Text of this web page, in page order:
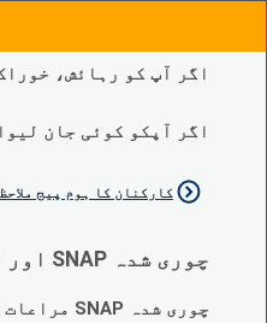
اگر آپ کو رہائش،
اگر آپکو کوئی جان لیوا
کارکنان کا ہوم پیج
چوری شدہ SNAP اور ٹمپریری اسسٹنس (Temporary Assistance, TA) کی مراعات کے متبادل کے متعلق اہم تبدیلیاں:
چوری شدہ SNAP مراعات کے لیے درخواستیں مزید قبول نہیں کی جا رہی ہیں۔